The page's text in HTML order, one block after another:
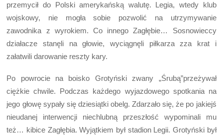
przemycił do Polski amerykańską walutę. Legia, wtedy klub
wojskowy, nie mogła sobie pozwolić na utrzymywanie
zawodnika z wyrokiem. Co innego Zagłębie… Sosnowieccy
działacze stanęli na głowie, wyciągnęli piłkarza zza krat i
załatwili darowanie reszty kary.
Po powrocie na boisko Grotyński zwany „Śrubą”przeżywał
ciężkie chwile. Podczas każdego wyjazdowego spotkania na
jego głowę sypały się dziesiątki obelg. Zdarzało się, że po jakiejś
nieudanej interwencji niechlubną przeszłość wypominali mu
też… kibice Zagłębia. Wyjątkiem był stadion Legii. Grotyński był